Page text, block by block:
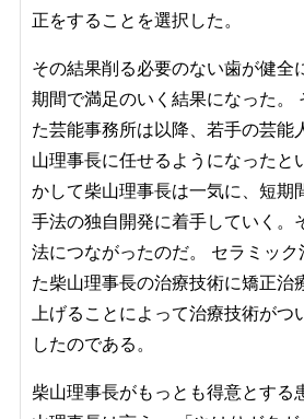
正をすることを選択した。
その結果削る必要のない歯が健全
期間で満足のいく結果になった。
た芸能事務所は以降、若手の芸能
山理事長に任せるようになったと
かして柴山理事長は一気に、短期
手法の独自開発に着手していく。
法につながったのだ。 セラミック
た柴山理事長の治療技術に矯正治
上げることによって治療技術がつ
したのである。
柴山理事長がもっとも得意とする